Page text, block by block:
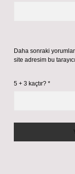
Daha sonraki
site adresim bu
5 + 3 kaçtır? *